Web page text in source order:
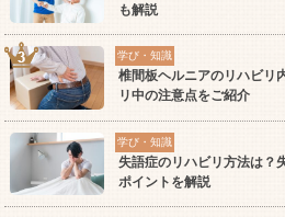
も解説
学び・知識
椎間板ヘルニアのリハビリ
リ中の注意点をご紹介
学び・知識
失語症のリハビリ方法は？
ポイントを解説